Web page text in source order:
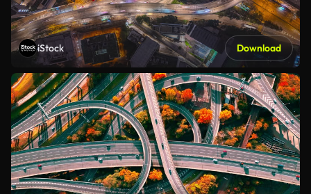
iStock Download